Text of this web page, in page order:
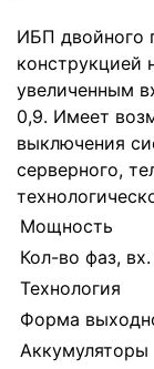
ИБП двойного
конструкцией
увеличенным
0,9. Имеет
выключения
серверного,
Мощность
Кол-во фаз,
Технология
Форма
Аккумуляторы